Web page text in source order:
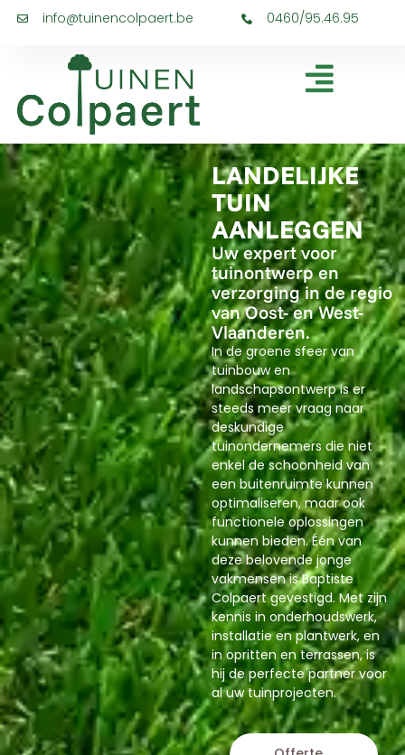
info@tuinencolpaert.be 0460/95.46.95
LANDELIJKE
TUIN
AANLEGGEN
Uw expert voor
tuinontwerp en
verzorging in de regio
van Oost- en West-
Vlaanderen.
In de groene sfeer van
tuinbouw en
landschapsontwerp is er
steeds meer vraag naar
deskundige
tuinondernemers die niet
enkel de schoonheid van
een buitenruimte kunnen
optimaliseren, maar ook
functionele oplossingen
kunnen bieden. Één van
deze belovende jonge
vakmensen is Baptiste
Colpaert gevestigd. Met zijn
kennis in onderhoudswerk,
installatie en plantwerk, en
in opritten en terrassen, is
hij de perfecte partner voor
al uw tuinprojecten.